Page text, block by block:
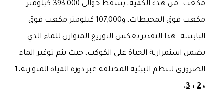
مكعب. من هذه الكمية، يسقط حوالي 398,000 كيلومتر
مكعب فوق المحيطات، و107,000 كيلومتر مكعب فوق
اليابسة. هذا التقدير يعكس التوزيع المتوازن للماء الذي
يضمن استمرارية الحياة على الكوكب، حيث يتم توفير الماء
الضروري للنظم البيئية المختلفة عبر دورة المياه المتوازنة.
1
، 2 ، 3
.